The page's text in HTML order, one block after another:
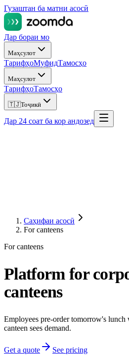
Гузаштан ба матни асосӣ
Дар бораи мо
Маҳсулот
ТарифҳоМуфидТамосҳо
Маҳсулот
ТарифҳоТамосҳо
🇹🇯Тоҷикӣ
Дар 24 соат ба кор андозед
Саҳифаи асосӣ
For canteens
For canteens
Platform for
canteens
Employees pre-order tomorrow's lunch
canteen sees demand.
Get a quote See pricing